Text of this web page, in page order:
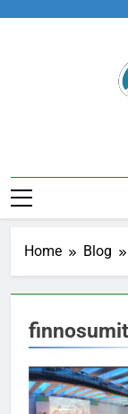
Home Blog
finnosumit